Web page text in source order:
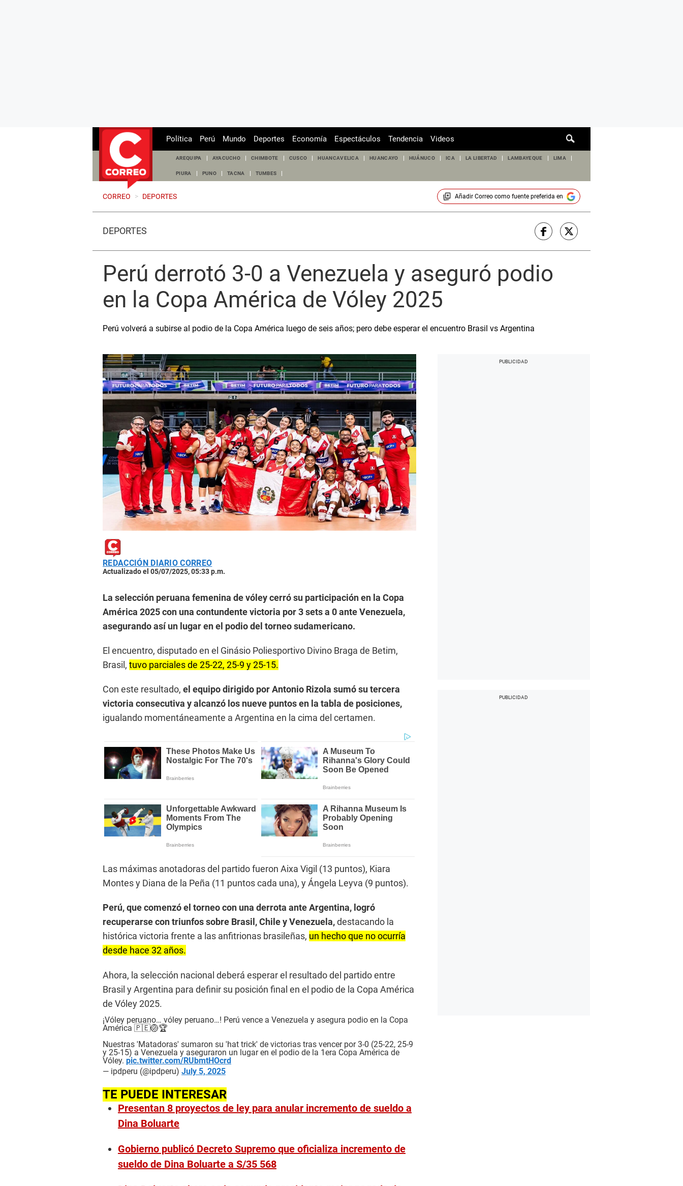
de
Política Perú Mundo Deportes Economía Espectáculos Tendencia Videos
AREQUIPA AYACUCHO CHIMBOTE CUSCO HUANCAVELICA HUANCAYO HUÁNUCO ICA LA LIBERTAD LAMBAYEQUE LIMA
PIURA PUNO TACNA TUMBES
CORREO > DEPORTES Añadir Correocomo fuente preferida en
DEPORTES
Perú derrotó 3-0 a Venezuela y aseguró podio
en la Copa América de Vóley 2025
Perú volverá a subirse al podio de la Copa América luego de seis años; pero debe esperar el encuentro Brasil vs Argentina
REDACCIÓN DIARIO CORREO
Actualizado el 05/07/2025, 05:33 p.m.
La selección peruana femenina de vóley cerró su participación en la Copa
América 2025 con una contundente victoria por 3 sets a 0 ante Venezuela,
asegurando así un lugar en el podio del torneo sudamericano.
El encuentro, disputado en el Ginásio Poliesportivo Divino Braga de Betim,
Brasil, tuvo parciales de 25-22, 25-9 y 25-15.
Con este resultado, el equipo dirigido por Antonio Rizola sumó su tercera
victoria consecutiva y alcanzó los nueve puntos en la tabla de posiciones,
igualando momentáneamente a Argentina en la cima del certamen.
Las máximas anotadoras del partido fueron Aixa Vigil (13 puntos), Kiara
Montes y Diana de la Peña (11 puntos cada una), y Ángela Leyva (9 puntos).
Perú, que comenzó el torneo con una derrota ante Argentina, logró
recuperarse con triunfos sobre Brasil, Chile y Venezuela,destacando la
histórica victoria frente a las anfitrionas brasileñas, un hecho que no ocurría
desde hace 32 años.
Ahora, la selección nacional deberá esperar el resultado del partido entre
Brasil y Argentina para definir su posición final en el podio de la Copa América
de Vóley 2025.
¡Vóley peruano… vóley peruano…! Perú vence a Venezuela y asegura podio en la Copa
América 🇵🇪🏐🏆
Nuestras 'Matadoras' sumaron su 'hat trick' de victorias tras vencer por 3-0 (25-22, 25-9
y 25-15) a Venezuela y aseguraron un lugar en el podio de la 1era Copa América de
Vóley. pic.twitter.com/RUbmtHOcrd
— ipdperu (@ipdperu) July 5, 2025
TE PUEDE INTERESAR
Presentan 8 proyectos de ley para anular incremento de sueldo a
Dina Boluarte
Gobierno publicó Decreto Supremo que oficializa incremento de
sueldo de Dina Boluarte a S/35 568